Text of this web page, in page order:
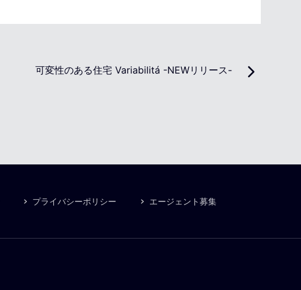
可変性のある住宅 Variabilitá -NEWリリース-
プライバシーポリシー エージェント募集